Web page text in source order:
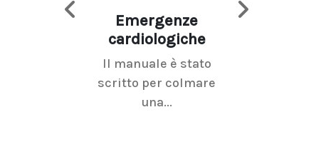
Emergenze
cardiologiche
Il manuale è stato
scritto per colmare
una...